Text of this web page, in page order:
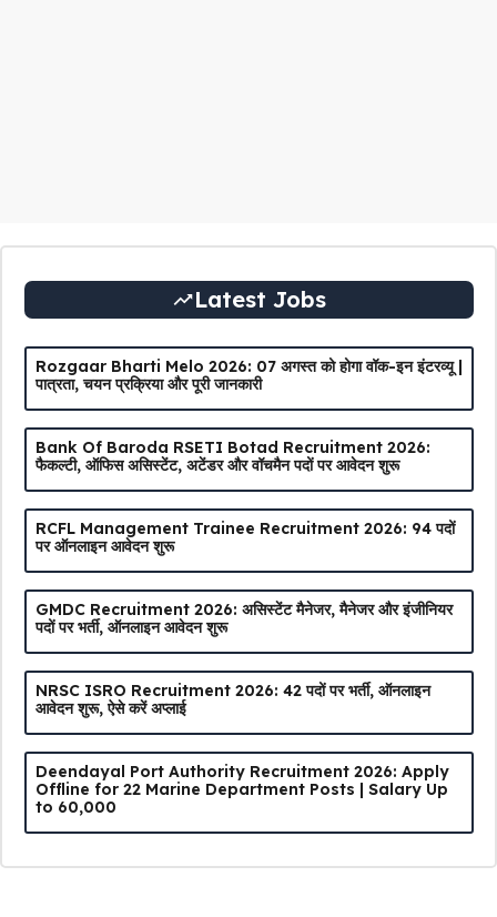
Latest Jobs
Rozgaar Bharti Melo 2026: 07 अगस्त को होगा वॉक-इन इंटरव्यू |
पात्रता, चयन प्रक्रिया और पूरी जानकारी
Bank Of Baroda RSETI Botad Recruitment 2026:
फैकल्टी, ऑफिस असिस्टेंट, अटेंडर और वॉचमैन पदों पर आवेदन शुरू
RCFL Management Trainee Recruitment 2026: 94 पदों
पर ऑनलाइन आवेदन शुरू
GMDC Recruitment 2026: असिस्टेंट मैनेजर, मैनेजर और इंजीनियर
पदों पर भर्ती, ऑनलाइन आवेदन शुरू
NRSC ISRO Recruitment 2026: 42 पदों पर भर्ती, ऑनलाइन
आवेदन शुरू, ऐसे करें अप्लाई
Deendayal Port Authority Recruitment 2026: Apply
Offline for 22 Marine Department Posts | Salary Up
to ₹60,000